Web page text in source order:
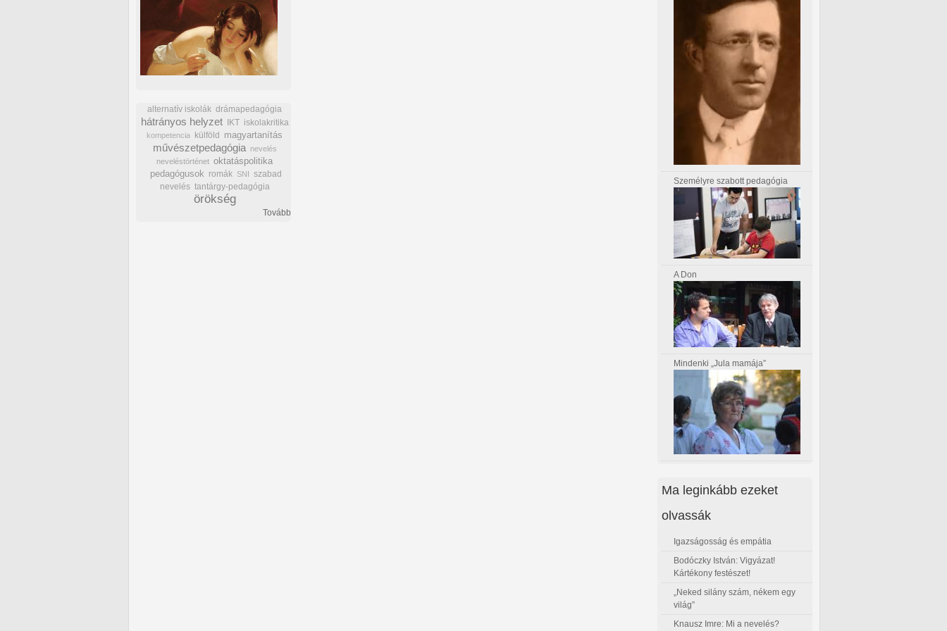
alternatív iskolák drámapedagógia
hátrányos helyzet IKT iskolakritika
kompetencia külföld magyartanítás
művészetpedagógia
nevelés
neveléstörténet oktatáspolitika
pedagógusok romák SNI szabad
nevelés tantárgy-pedagógia
örökség
Tovább
Személyre szabott pedagógia
A Don
Mindenki „Jula mamája”
Ma leginkább ezeket
olvassák
Igazságosság és empátia
Bodóczky István: Vigyázat!
Kártékony festészet!
„Neked silány szám, nékem egy
világ”
Knausz Imre: Mi a nevelés?